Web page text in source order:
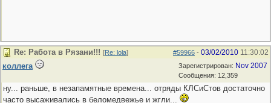
#59966 - 03/02/2010 11:30:02
Re: Работа в Рязани!!! [Re: lola]
Зарегистрирован: Nov 2007
Сообщения: 12,359
коллега
ну... раньше, в незапамятные времена... отряды КЛСиСтов достаточно
часто высаживались в беломедвежье и жгли...